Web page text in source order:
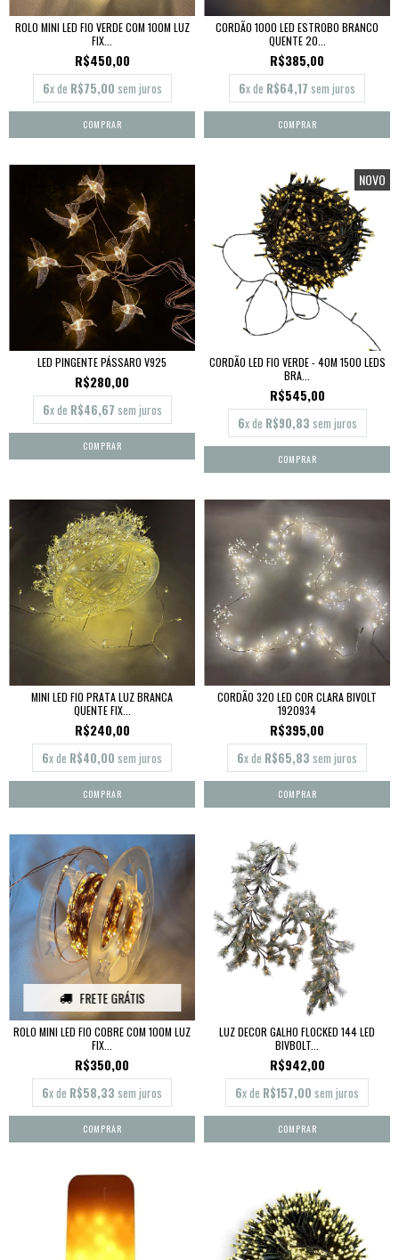
ROLO MINI LED FIO VERDE COM 100M LUZ
FIX...
R$450,00
6x de R$75,00 sem juros
CORDÃO 1000 LED ESTROBO BRANCO
QUENTE 20...
R$385,00
6x de R$64,17 sem juros
LED PINGENTE PÁSSARO V925
R$280,00
6x de R$46,67 sem juros
NOVO
CORDÃO LED FIO VERDE - 40M 1500 LEDS
BRA...
R$545,00
6x de R$90,83 sem juros
MINI LED FIO PRATA LUZ BRANCA
QUENTE FIX...
R$240,00
6x de R$40,00 sem juros
CORDÃO 320 LED COR CLARA BIVOLT
1920934
R$395,00
6x de R$65,83 sem juros
FRETE GRÁTIS
ROLO MINI LED FIO COBRE COM 100M LUZ
FIX...
R$350,00
6x de R$58,33 sem juros
LUZ DECOR GALHO FLOCKED 144 LED
BIVBOLT...
R$942,00
6x de R$157,00 sem juros